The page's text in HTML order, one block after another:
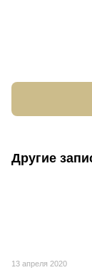
Другие
13 апреля 2020